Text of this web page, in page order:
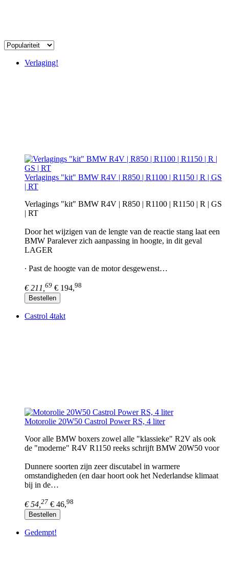
Verlaging!
Verlagings "kit" BMW R4V | R850 | R1100 | R1150 | R | GS
| RT
Verlagings "kit" BMW R4V | R850 | R1100 | R1150 | R | GS
| RT
Door het wijzigen van de lengte van de reactie stang laat een
BMW Paralever zich aanpassing in hoogte, in dit geval
LAGER
∙ Past de hoogte van de motor desgewenst…
€ 211, 69 € 194,98
Bestellen
Castrol 4takt
Motorolie 20W50 Castrol Power RS, 4 liter
Voor alle BMW boxers zowel alle "klassieke" R2V als ook
de "moderne" R4V R1150 reeks schrijft BMW 20W50 voor
Dunnere soorten zijn zeer discutabel in warmere
omstandigheden (en daar hoort ook het Nederlandse klimaat
bij in de…
€ 54,27 € 46,98
Bestellen
Gedempt!